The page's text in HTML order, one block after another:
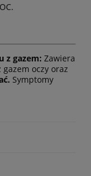
OC.
z gazem: Zawiera
oczy oraz
Symptomy